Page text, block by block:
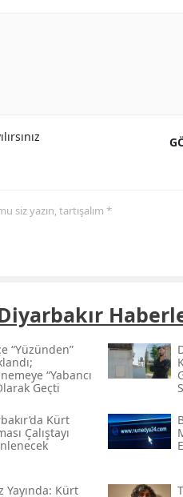
siz yazın, tartışalım *
“yüzünden”
“yabancı
Geçti
Kürt
Çalıştayı
Yayında: Kürt